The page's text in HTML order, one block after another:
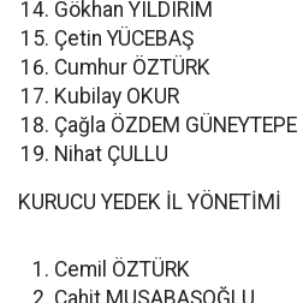
Gökhan YILDIRIM
Çetin YÜCEBAŞ
Cumhur ÖZTÜRK
Kubilay OKUR
Çağla ÖZDEM GÜNEYTEPE
Nihat ÇULLU
KURUCU YEDEK İL YÖNETİMİ
Cemil ÖZTÜRK